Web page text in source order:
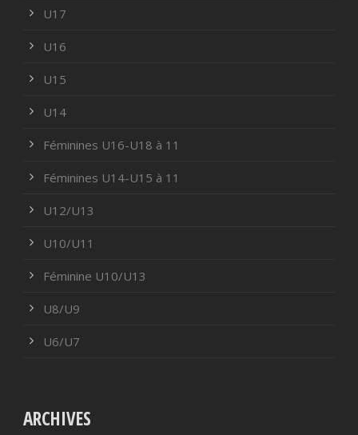
U17
U16
U15
U14
Féminines U16-U18 à 11
Féminines U14-U15 à 11
U12/U13
U10/U11
Féminine U10/U13
U8/U9
U6/U7
ARCHIVES